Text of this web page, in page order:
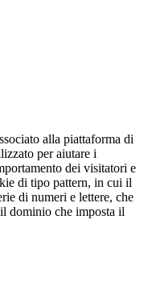
alla piattaforma di
per aiutare i
dei visitatori e
di tipo pattern, in cui il
di numeri e lettere, che
dominio che imposta il